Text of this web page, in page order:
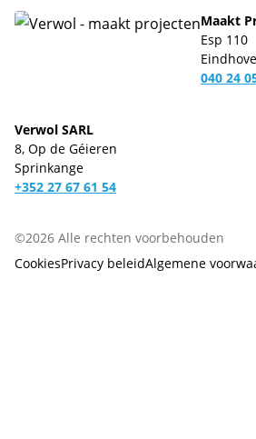
Maakt
Esp 110
040 24
Verwol SARL
8, Op de Géieren
Sprinkange
+352 27 67 61 54
©2026 Alle rechten voorbehouden
CookiesPrivacy beleidAlgemene